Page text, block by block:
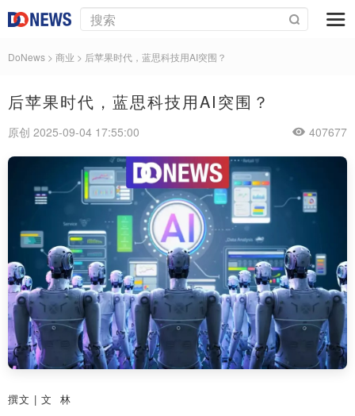
DoNews > 商业 > 后苹果时代，蓝思科技用AI突围？
后苹果时代，蓝思科技用AI突围？
原创 2025-09-04 17:55:00 407677
撰文 | 文 林